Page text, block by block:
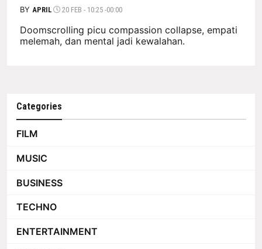
BY APRIL 20 FEB - 10:25 -00:00
Doomscrolling picu compassion collapse, empati
melemah, dan mental jadi kewalahan.
Categories
FILM
MUSIC
BUSINESS
TECHNO
ENTERTAINMENT